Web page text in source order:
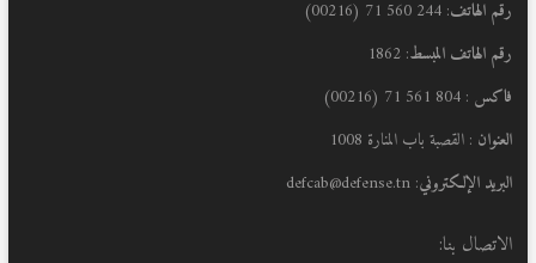
رقم الهاتف: 244 560 71 (00216)
رقم الهاتف المبسط: 1862
فاكس : 804 561 71 (00216)
العنوان : القصبة باب المنارة 1008
البريد الإلكتروني: defcab@defense.tn
الاتصال بنا: